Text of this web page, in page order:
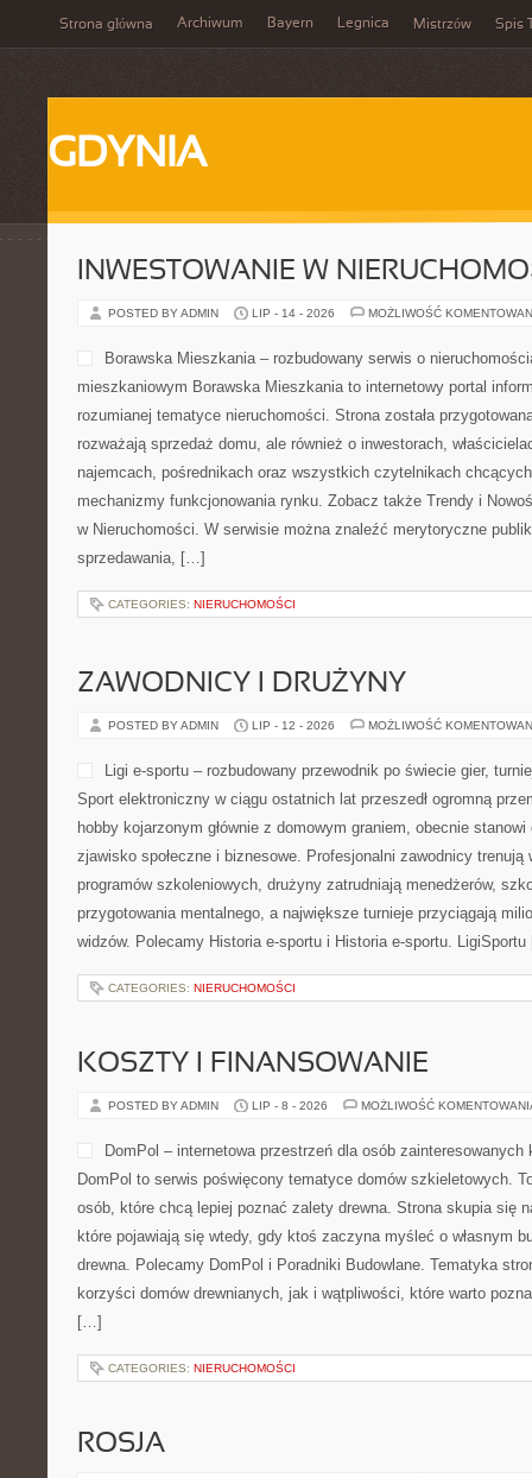
Strona główna Archiwum Bayern Legnica Mistrzów Spis
GDYNIA
INWESTOWANIE W
POSTED BY ADMIN LIP - 14 - 2026 MOŻLIWOŚĆ
Borawska Mieszkania – rozbudowany serwis o
mieszkaniowym Borawska Mieszkania to internetowy portal
rozumianej tematyce nieruchomości. Strona została
rozważają sprzedaż domu, ale również o inwestorach,
najemcach, pośrednikach oraz wszystkich czytelnikach
mechanizmy funkcjonowania rynku. Zobacz także Trendy i
w Nieruchomości. W serwisie można znaleźć merytoryczne
sprzedawania, […]
CATEGORIES: NIERUCHOMOŚCI
ZAWODNICY I DRUŻYNY
POSTED BY ADMIN LIP - 12 - 2026 MOŻLIWOŚĆ
Ligi e-sportu – rozbudowany przewodnik po świecie gier,
Sport elektroniczny w ciągu ostatnich lat przeszedł ogromną
hobby kojarzonym głównie z domowym graniem, obecnie
zjawisko społeczne i biznesowe. Profesjonalni zawodnicy trenują
programów szkoleniowych, drużyny zatrudniają menedżerów,
przygotowania mentalnego, a największe turnieje przyciągają
widzów. Polecamy Historia e-sportu i Historia e-sportu.
CATEGORIES: NIERUCHOMOŚCI
KOSZTY I FINANSOWANIE
POSTED BY ADMIN LIP - 8 - 2026 MOŻLIWOŚĆ
DomPol – internetowa przestrzeń dla osób
DomPol to serwis poświęcony tematyce domów szkieletowych.
osób, które chcą lepiej poznać zalety drewna. Strona skupia się
które pojawiają się wtedy, gdy ktoś zaczyna myśleć o własnym
drewna. Polecamy DomPol i Poradniki Budowlane. Tematyka
korzyści domów drewnianych, jak i wątpliwości, które warto
[…]
CATEGORIES: NIERUCHOMOŚCI
ROSJA